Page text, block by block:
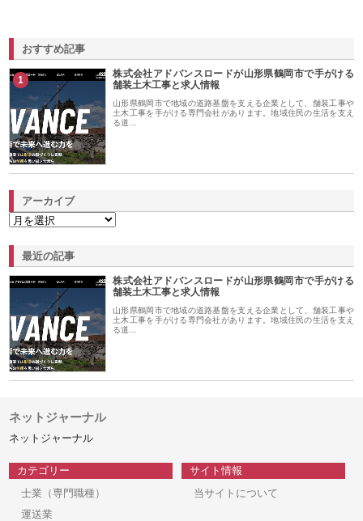
おすすめ記事
1
株式会社アドバンスロードが山形県鶴岡市で手がける
舗装土木工事と求人情報
山形県鶴岡市で地域の道路基盤を支える企業として、舗装工事や
土木工事を手がける専門会社があります。地域住民の生活を支え
る道…
アーカイブ
最近の記事
株式会社アドバンスロードが山形県鶴岡市で手がける
舗装土木工事と求人情報
山形県鶴岡市で地域の道路基盤を支える企業として、舗装工事や
土木工事を手がける専門会社があります。地域住民の生活を支え
る道…
ネットジャーナル
ネットジャーナル
カテゴリー
士業（専門職種）
運送業
サイト情報
当サイトについて